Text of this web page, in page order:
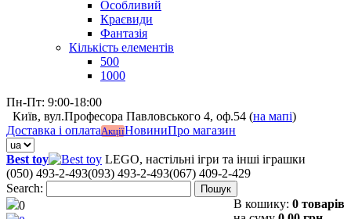
Особливий
Краєвиди
Фантазія
Кількість елементів
500
1000
Пн-Пт: 9:00-18:00
Київ, вул.Професора Павловського 4, оф.54 (на мапі)
Доставка і оплатаАкціїНовиниПро магазин
Best toy
LEGO, настільні ігри та інші іграшки
(050) 493-2-493(093) 493-2-493(067) 409-2-429
Search:
Пошук
0 В кошику: 0 товарів